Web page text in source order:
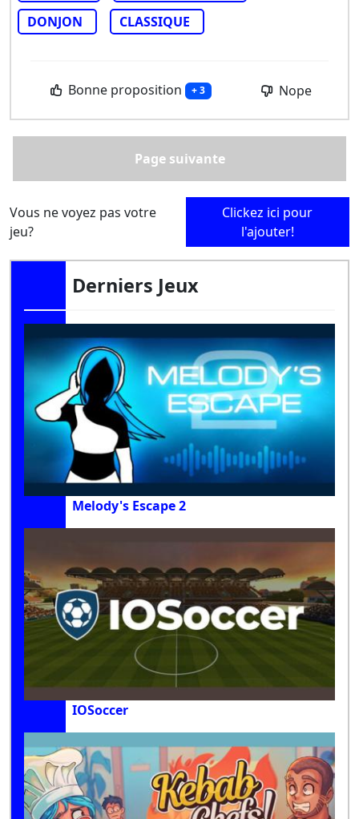
DONJON
CLASSIQUE
Bonne proposition + 3 Nope
Page suivante
Vous ne voyez pas votre
jeu?
Clickez ici pour
l'ajouter!
Derniers Jeux
Melody's Escape 2
IOSoccer